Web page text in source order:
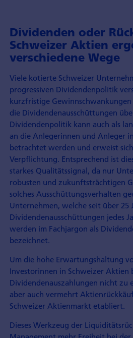
Dividenden oder
Schweizer Aktien
verschiedene Wege
Viele kotierte Schweizer
progressiven Dividendenpolitik
kurzfristige
die Dividendenausschüttungen
Dividendenpolitik kann auch als
an die Anlegerinnen und Anleger
betrachtet werden und erweist
Verpflichtung. Entsprechend ist
starkes Qualitätssignal, da nur
robusten und zukunftsträchtigen
solches Ausschüttungsverhalten
Unternehmen, welche seit über 25
Dividendenausschüttungen jedes
werden im Fachjargon als
bezeichnet.
Um die hohe Erwartungshaltung
Investorinnen in Schweizer Aktien
Dividendenauszahlungen nicht zu
aber auch vermehrt
Schweizer Aktienmarkt etabliert.
Dieses Werkzeug der